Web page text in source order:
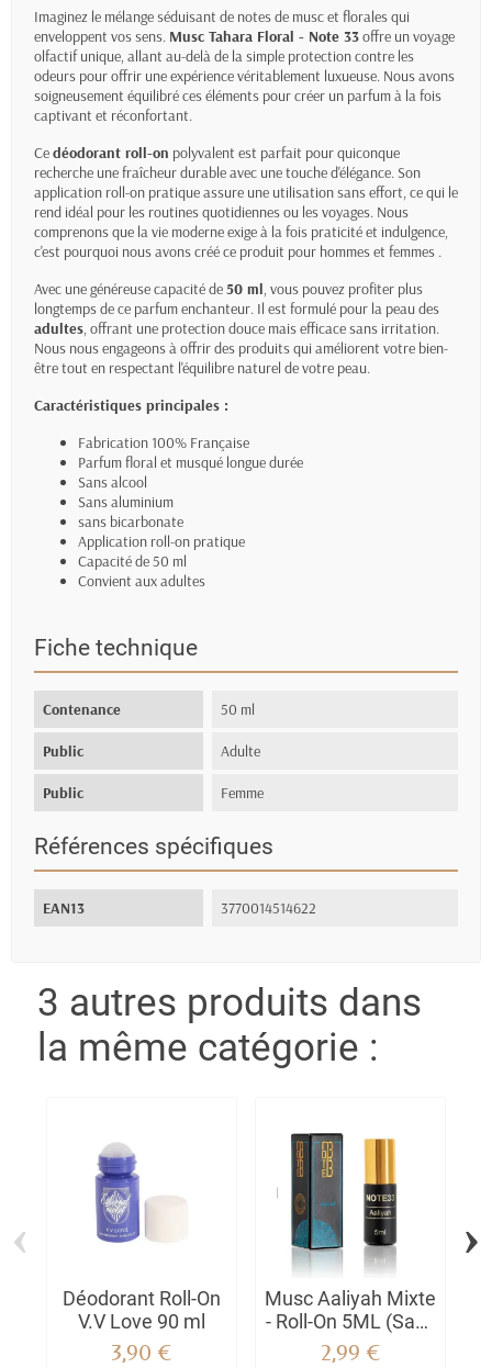
Imaginez le mélange séduisant de notes de musc et florales qui
enveloppent vos sens. Musc Tahara Floral - Note 33offre un voyage
olfactif unique, allant au-delà de la simple protection contre les
odeurs pour offrir une expérience véritablement luxueuse. Nous avons
soigneusement équilibré ces éléments pour créer un parfum à la fois
captivant et réconfortant.
Cedéodorant roll-on polyvalent est parfait pour quiconque
recherche une fraîcheur durable avec une touche d'élégance. Son
application roll-on pratique assure une utilisation sans effort, ce qui le
rend idéal pour les routines quotidiennes ou les voyages. Nous
comprenons que la vie moderne exige à la fois praticité et indulgence,
c'est pourquoi nous avons créé ce produit pour hommes et femmes .
Avec une généreuse capacité de50 ml, vous pouvez profiter plus
longtemps de ce parfum enchanteur. Il est formulé pour la peau des
adultes, offrant une protection douce mais efficace sans irritation.
Nous nous engageons à offrir des produits qui améliorent votre bien-
être tout en respectant l'équilibre naturel de votre peau.
Caractéristiques principales :
Fabrication 100% Française
Parfum floral et musqué longue durée
Sans alcool
Sans aluminium
sans bicarbonate
Application roll-on pratique
Capacité de 50 ml
Convient aux adultes
Fiche technique
Contenance 50 ml
Public Adulte
Public Femme
Références spécifiques
EAN13 3770014514622
3 autres produits dans
la même catégorie :
Déodorant Roll-On
V.V Love 90 ml
3,90 €
Musc Aaliyah Mixte
- Roll-On 5ML (Sans
Alcool)
2,99 €
‹ ›